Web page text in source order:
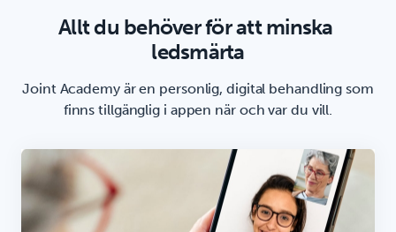
Allt du behöver för att minska
ledsmärta
Joint Academy är en personlig, digital behandling som
finns tillgänglig i appen när och var du vill.